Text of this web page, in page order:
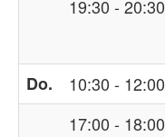
19:30 - 20:30
Do.
10:30 - 12:00
17:00 - 18:00